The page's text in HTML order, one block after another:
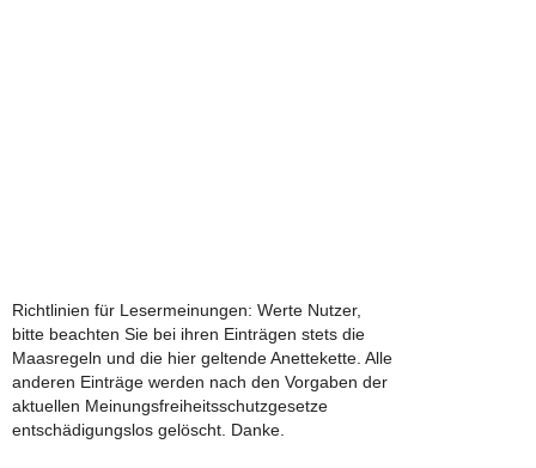
Richtlinien für Lesermeinungen: Werte Nutzer,
bitte beachten Sie bei ihren Einträgen stets die
Maasregeln und die hier geltende Anettekette. Alle
anderen Einträge werden nach den Vorgaben der
aktuellen Meinungsfreiheitsschutzgesetze
entschädigungslos gelöscht. Danke.